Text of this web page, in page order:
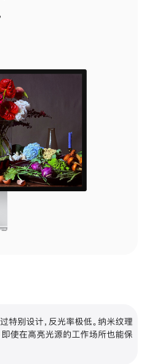
特别设计，反光率极低。纳米纹理
即使在高亮光源的工作场所也能保